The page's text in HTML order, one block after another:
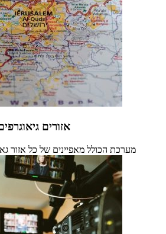
אזורים
מערכת הכולל מאפיינים של כל אזור